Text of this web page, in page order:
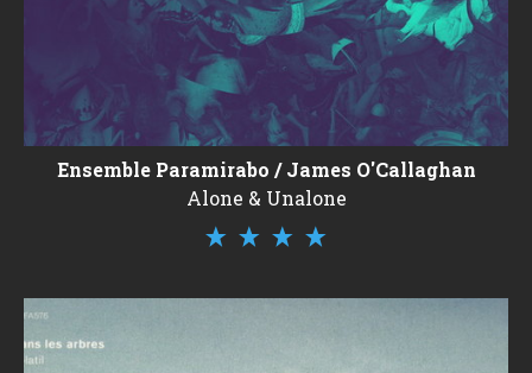
Ensemble Paramirabo / James O'Callaghan
Alone & Unalone